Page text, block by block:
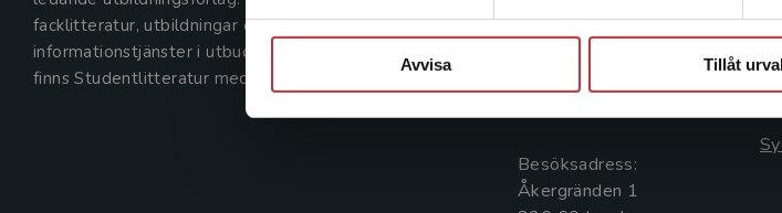
Avvisa Tillåt urval
facklitteratur, utbildningar och digitala
informationstjänster i utbudet,
finns Studentlitteratur med längs hela kunskapsresan.
046-31 20 00
Box 141
221 00 Lund
Besöksadress:
Åkergränden 1